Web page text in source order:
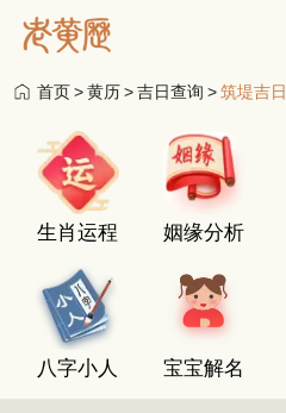
首页>黄历>吉日查询 >筑堤吉日
生肖运程 姻缘分析
八字小人 宝宝解名